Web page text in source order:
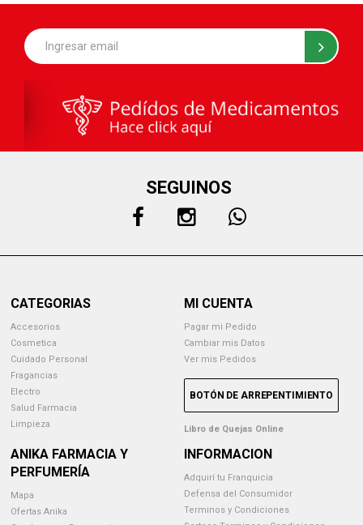
SEGUINOS
CATEGORIAS
Accesorios
Cosmetica
Cuidado Personal
Fragancias
Electro
Salud Farmacia
Limpieza
MI CUENTA
Pagar mi Pedido
Cambiar mis Datos
Ver mis Pedidos
BOTÓN DE ARREPENTIMIENTO
Libro de Quejas Online
ANIKA FARMACIA Y
PERFUMERÍA
Mapa
Ofertas Anika
INFORMACION
Adquirí tu Franquicia
Defensa del Consumidor
Terminos y Condiciones